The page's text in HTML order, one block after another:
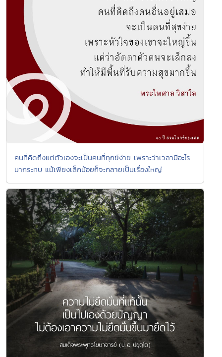
คนที่คิดถึงแต่ตัวเองจะเป็นคนที่ทุกข์ง่าย เพราะว่าเวลามีอะไร
มากระทบ แม้เพียงเล็กน้อยก็จะกลายเป็นเรื่องใหญ่